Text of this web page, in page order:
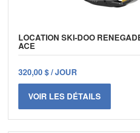
LOCATION SKI-DOO
ACE
320,00 $ / JOUR
VOIR LES DÉTAILS